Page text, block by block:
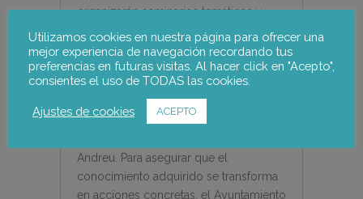
organizarán seminarios temáticos y
acciones de intercambio de
experiencias grupales y ciudad –
ciudad (peer review).
En el caso de Barcelona el proyecto
URBinclusion incidirá en el barrio de
Andreu. Para asegurar que el
conocimiento adquirido se transforma
en acciones concretas, el Ayuntamiento
Utilizamos cookies en nuestra página para ofrecer una
mejor experiencia de navegación recordando tus
preferencias en futuras visitas. Al hacer click en "Acepto",
consientes el uso de TODAS las cookies.
Ajustes de cookies ACEPTO